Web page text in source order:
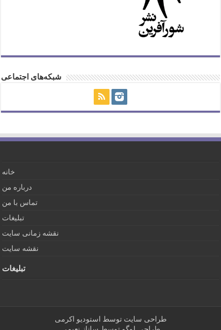
شبکه‌های اجتماعی
خانه
درباره من
تماس با من
تبلیغات
نقشه زمانی سایت
نقشه سایت
تبلیغات
طراحی سایت توسط استودیو اکرمی